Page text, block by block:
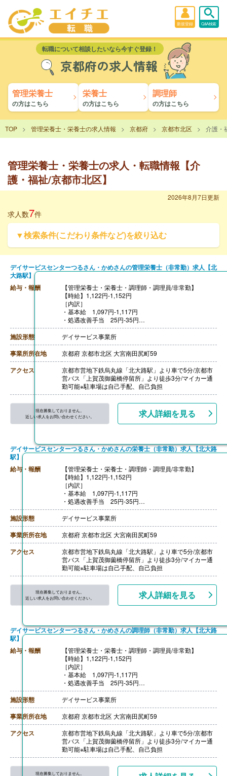
新規登録 Q&A検索
転職について相談したいなら今すぐ登録！
京都府の求人情報
管理栄養士
の方はこちら
栄養士
の方はこちら
調理師
の方はこちら
TOP 管理栄養士・栄養士の求人情報 京都府 京都市北区 介護・
管理栄養士・栄養士の求人・転職情報【介
護・福祉/京都市北区】
2026年8月7日更新
求人数7件
▼検索条件(こだわり条件など)を絞り込む
デイサービスセンターつるさん・かめさんの管理栄養士（非常勤）求人【北
大路駅】
給与・報酬
【管理栄養士・栄養士・調理師・調理員/非常勤】
【時給】1,122円-1,152円
［内訳］
・基本給 1,097円-1,117円
・処遇改善手当 25円-35円
※リフレッシュ手当 2,000円/月を月労働時間数で割り出
したものが該当
［その他手当］
・決算一時金 30,000円-50,000円※前年度実績、実績に
応じて支給
【賞与】なし
【通勤手当】あり（上限920円/日）
【昇給】あり（1時間あたり10円-）※前年度実績
【退職金】なし
施設形態 デイサービス事業所
事業所所在地 京都府 京都市北区 大宮南田尻町59
アクセス
京都市営地下鉄烏丸線「北大路駅」より車で5分/京都市
営バス「上賀茂御薗橋停留所」より徒歩3分/マイカー通
勤可能※駐車場は自己手配、自己負担
現在募集しておりません。
近しい求人をお問い合わせください。
求人詳細を見る
デイサービスセンターつるさん・かめさんの栄養士（非常勤）求人【北大路
駅】
給与・報酬
【管理栄養士・栄養士・調理師・調理員/非常勤】
【時給】1,122円-1,152円
［内訳］
・基本給 1,097円-1,117円
・処遇改善手当 25円-35円
※リフレッシュ手当 2,000円/月を月労働時間数で割り出
したものが該当
［その他手当］
・決算一時金 30,000円-50,000円※前年度実績、実績に
応じて支給
【賞与】なし
【通勤手当】あり（上限920円/日）
【昇給】あり（1時間あたり10円-）※前年度実績
【退職金】なし
施設形態 デイサービス事業所
事業所所在地 京都府 京都市北区 大宮南田尻町59
アクセス
京都市営地下鉄烏丸線「北大路駅」より車で5分/京都市
営バス「上賀茂御薗橋停留所」より徒歩3分/マイカー通
勤可能※駐車場は自己手配、自己負担
現在募集しておりません。
近しい求人をお問い合わせください。
求人詳細を見る
デイサービスセンターつるさん・かめさんの調理師（非常勤）求人【北大路
駅】
給与・報酬
【管理栄養士・栄養士・調理師・調理員/非常勤】
【時給】1,122円-1,152円
［内訳］
・基本給 1,097円-1,117円
・処遇改善手当 25円-35円
※リフレッシュ手当 2,000円/月を月労働時間数で割り出
したものが該当
［その他手当］
・決算一時金 30,000円-50,000円※前年度実績、実績に
応じて支給
【賞与】なし
【通勤手当】あり（上限920円/日）
【昇給】あり（1時間あたり10円-）※前年度実績
【退職金】なし
施設形態 デイサービス事業所
事業所所在地 京都府 京都市北区 大宮南田尻町59
アクセス
京都市営地下鉄烏丸線「北大路駅」より車で5分/京都市
営バス「上賀茂御薗橋停留所」より徒歩3分/マイカー通
勤可能※駐車場は自己手配、自己負担
現在募集しておりません。